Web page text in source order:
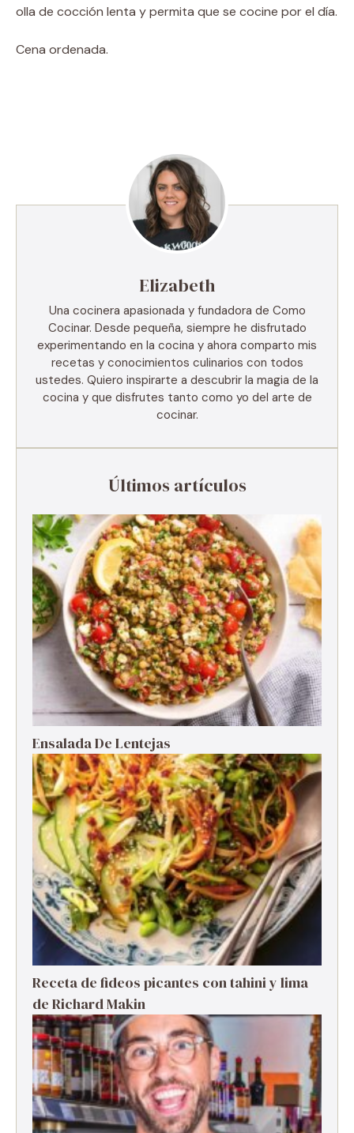
olla de cocción lenta y permita que se cocine por el día.
Cena ordenada.
Elizabeth
Una cocinera apasionada y fundadora de Como
Cocinar. Desde pequeña, siempre he disfrutado
experimentando en la cocina y ahora comparto mis
recetas y conocimientos culinarios con todos
ustedes. Quiero inspirarte a descubrir la magia de la
cocina y que disfrutes tanto como yo del arte de
cocinar.
Últimos artículos
Ensalada De Lentejas
Receta de fideos picantes con tahini y lima
de Richard Makin